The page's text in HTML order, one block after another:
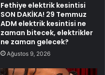
Fethiye elektrik kesintisi
SON DAKİKA! 29 Temmuz
ADM elektrik kesintisi ne
zaman bitecek, elektrikler
ne zaman gelecek?
Ağustos 9, 2026